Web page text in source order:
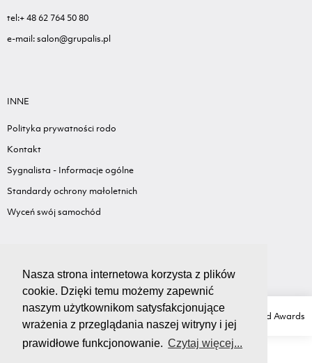
Nasza strona internetowa korzysta z plików
cookie. Dzięki temu możemy zapewnić
naszym użytkownikom satysfakcjonujące
wrażenia z przeglądania naszej witryny i jej
prawidłowe funkcjonowanie. Czytaj więcej...
tel:+ 48 62 764 50 80
e-mail: salon@grupalis.pl
INNE
Polityka prywatności rodo
Kontakt
Sygnalista - Informacje ogólne
Standardy ochrony małoletnich
Wyceń swój samochód
Copyright Ⓒ GRUPA LIS Created with love by Ad Awards